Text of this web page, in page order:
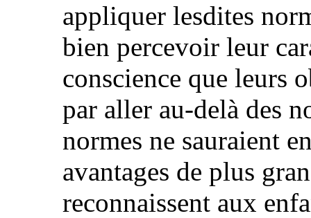
appliquer lesdites
bien percevoir leur
conscience que leurs
par aller au‑delà des
normes ne sauraient
avantages de plus
reconnaissent aux